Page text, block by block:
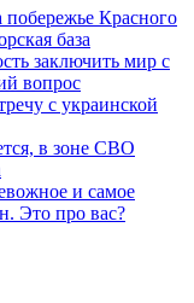
Красного
база
заключить мир с
вопрос
с украинской
в зоне СВО
и самое
Это про вас?